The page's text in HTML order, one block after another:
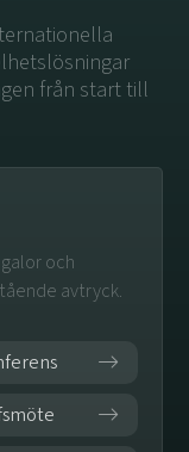
från start till
och
avtryck.